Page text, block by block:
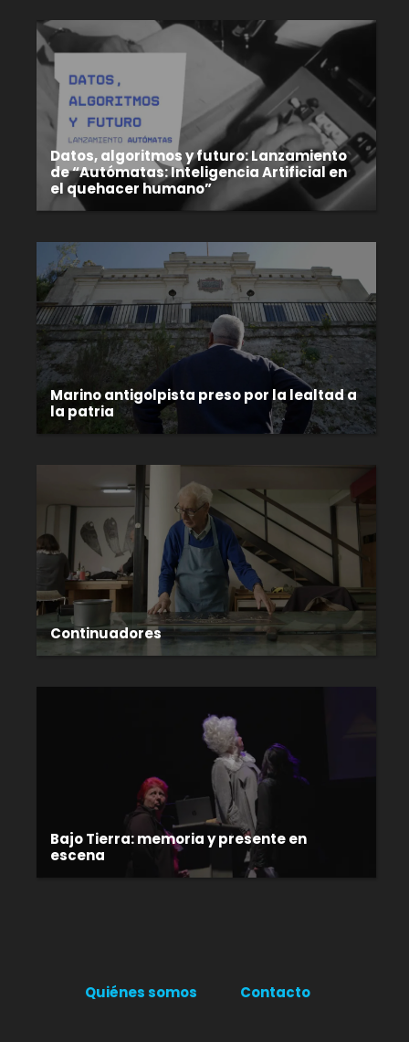
Datos, algoritmos y futuro: Lanzamiento
de “Autómatas: Inteligencia Artificial en
el quehacer humano”
Marino antigolpista preso por la lealtad a
la patria
Continuadores
Bajo Tierra: memoria y presente en
escena
Quiénes somos Contacto